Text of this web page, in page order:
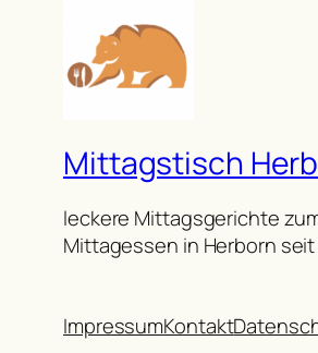
Mittagstisch
leckere Mittagsgerichte
Mittagessen in Herborn seit
ImpressumKontakt